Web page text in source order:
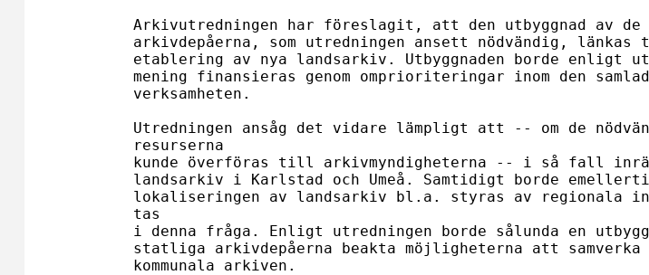
Arkivutredningen har föreslagit, att den utbyggnad av
arkivdepåerna, som utredningen ansett nödvändig,
etablering av nya landsarkiv. Utbyggnaden borde enligt
mening finansieras genom omprioriteringar inom den
verksamheten.
Utredningen ansåg det vidare lämpligt att -- om de
resurserna
kunde överföras till arkivmyndigheterna -- i så fall
landsarkiv i Karlstad och Umeå. Samtidigt borde
lokaliseringen av landsarkiv bl.a. styras av regionala
tas
i denna fråga. Enligt utredningen borde sålunda en
statliga arkivdepåerna beakta möjligheterna att samverka
kommunala arkiven.